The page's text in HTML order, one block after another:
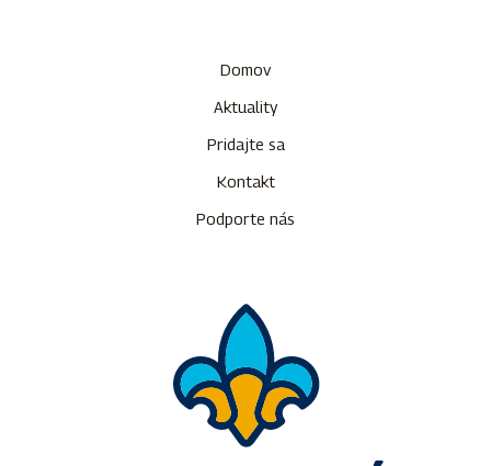
Domov
Aktuality
Pridajte sa
Kontakt
Podporte nás